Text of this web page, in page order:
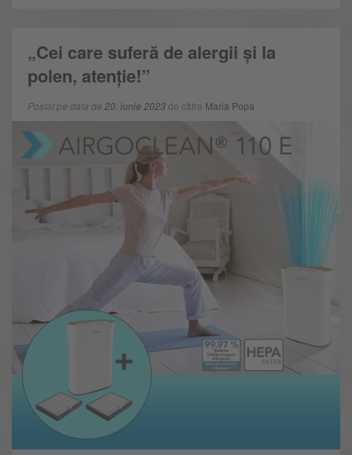
„Cei care suferă de alergii și la
polen, atenție!”
Postat pe data de 20. iunie 2023de către Maria Popa